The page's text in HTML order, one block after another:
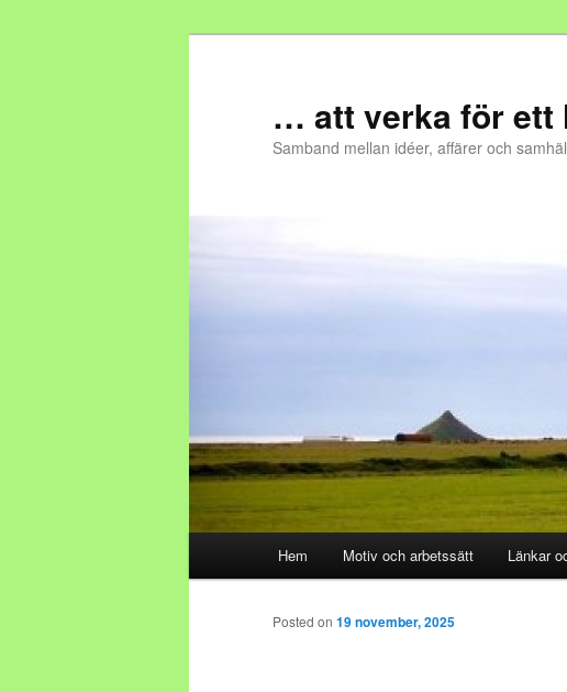
… att verka för ett
Samband mellan idéer, affärer och
Skip to primary content
Skip to secondary content
Hem Motiv och arbetssätt Länkar
Posted on 19 november, 2025